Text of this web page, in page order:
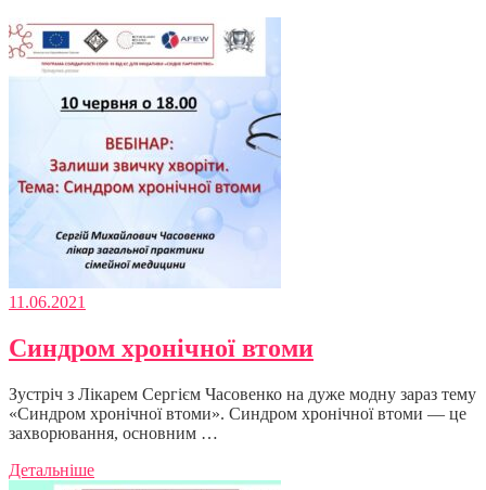
11.06.2021
Синдром хронічної втоми
Зустріч з Лікарем Сергієм Часовенко на дуже модну зараз тему
«Синдром хронічної втоми». Синдром хронічної втоми — це
захворювання, основним …
Детальніше